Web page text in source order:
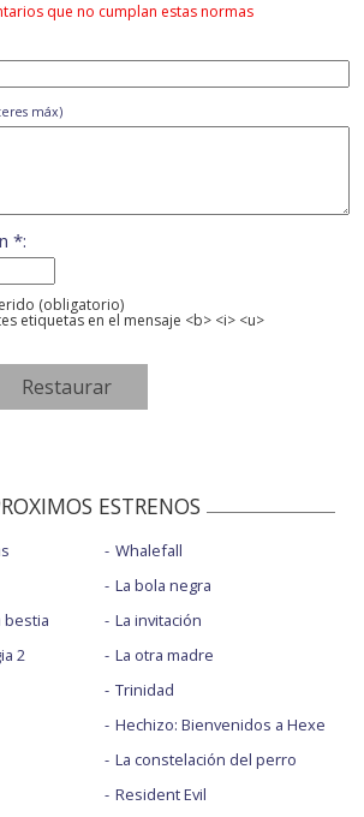
que no cumplan estas normas
máx)
*:
(obligatorio)
etiquetas en el mensaje <b> <i> <u>
ESTRENOS
bestia
2
Whalefall
La bola negra
La invitación
La otra madre
Trinidad
Hechizo: Bienvenidos a Hexe
La constelación del perro
Resident Evil